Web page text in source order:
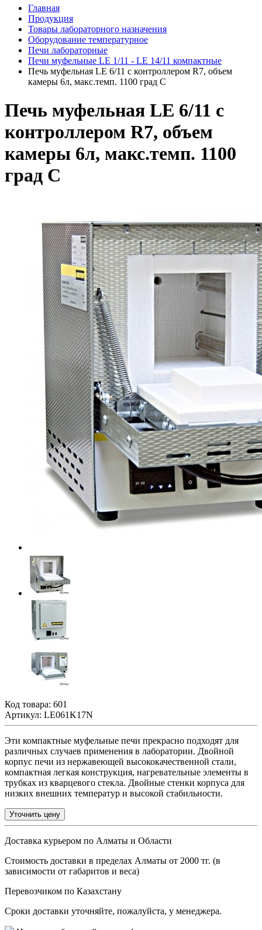
Главная
Продукция
Товары лабораторного назначения
Оборудование температурное
Печи лабораторные
Печи муфельные LE 1/11 - LE 14/11 компактные
Печь муфельная LE 6/11 с контроллером R7, объем
камеры 6л, макс.темп. 1100 град С
Печь муфельная LE 6/11 с
контроллером R7, объем
камеры 6л, макс.темп. 1100
град С
Код товара: 601
Артикул: LE061K17N
Эти компактные муфельные печи прекрасно подходят для
различных случаев применения в лаборатории. Двойной
корпус печи из нержавеющей высококачественной стали,
компактная легкая конструкция, нагревательные элементы в
трубках из кварцевого стекла. Двойные стенки корпуса для
низких внешних температур и высокой стабильности.
Уточнить цену
Доставка курьером по Алматы и Области
Стоимость доставки в пределах Алматы от 2000 тг. (в
зависимости от габаритов и веса)
Перевозчиком по Казахстану
Сроки доставки уточняйте, пожалуйста, у менеджера.